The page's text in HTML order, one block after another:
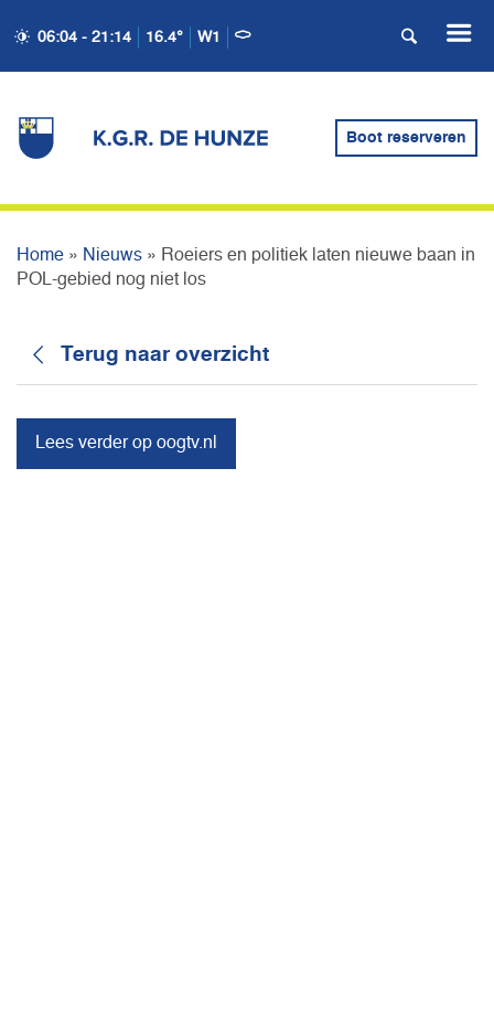
06:04 - 21:14 16.4° W1
Boot reserveren
ROEIERS EN POLITIEK
POL-GEBIED NOG NIET
Home » Nieuws » Roeiers en politiek laten nieuwe baan in
POL-gebied nog niet los
Terug naar overzicht
Lees verder op oogtv.nl